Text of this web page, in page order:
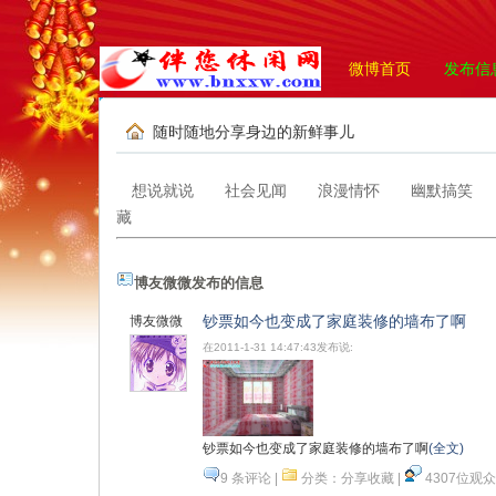
微博首页 发布信
随时随地分享身边的新鲜事儿
想说就说 社会见闻 浪漫情怀
幽默搞笑
藏
博友微微发布的信息
博友微微 钞票如今也变成了家庭装修的墙布了啊
在2011-1-31 14:47:43发布说:
钞票如今也变成了家庭装修的墙布了啊(全文)
9 条评论
分类： 分享收藏
4307位观众